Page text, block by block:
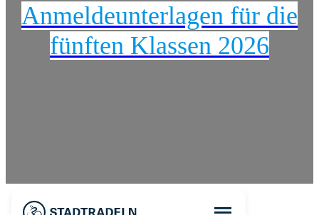
Anmeldeunterlagen für die
fünften Klassen 2026